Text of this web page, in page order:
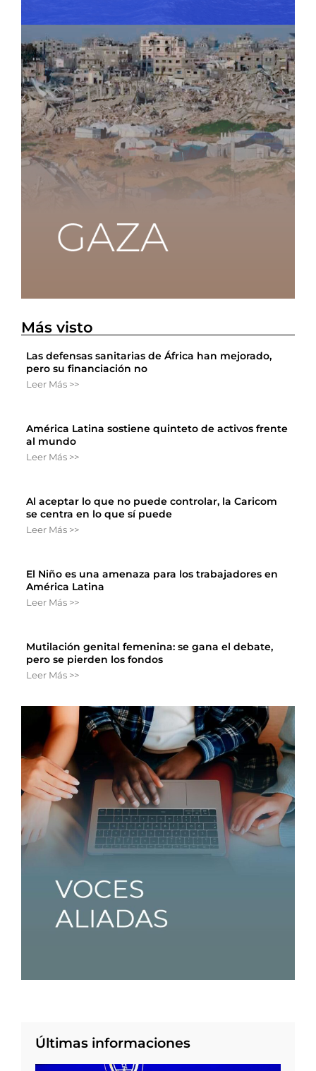
Más visto
Las defensas sanitarias de África han mejorado,
pero su financiación no
Leer Más >>
América Latina sostiene quinteto de activos frente
al mundo
Leer Más >>
Al aceptar lo que no puede controlar, la Caricom
se centra en lo que sí puede
Leer Más >>
El Niño es una amenaza para los trabajadores en
América Latina
Leer Más >>
Mutilación genital femenina: se gana el debate,
pero se pierden los fondos
Leer Más >>
Últimas informaciones